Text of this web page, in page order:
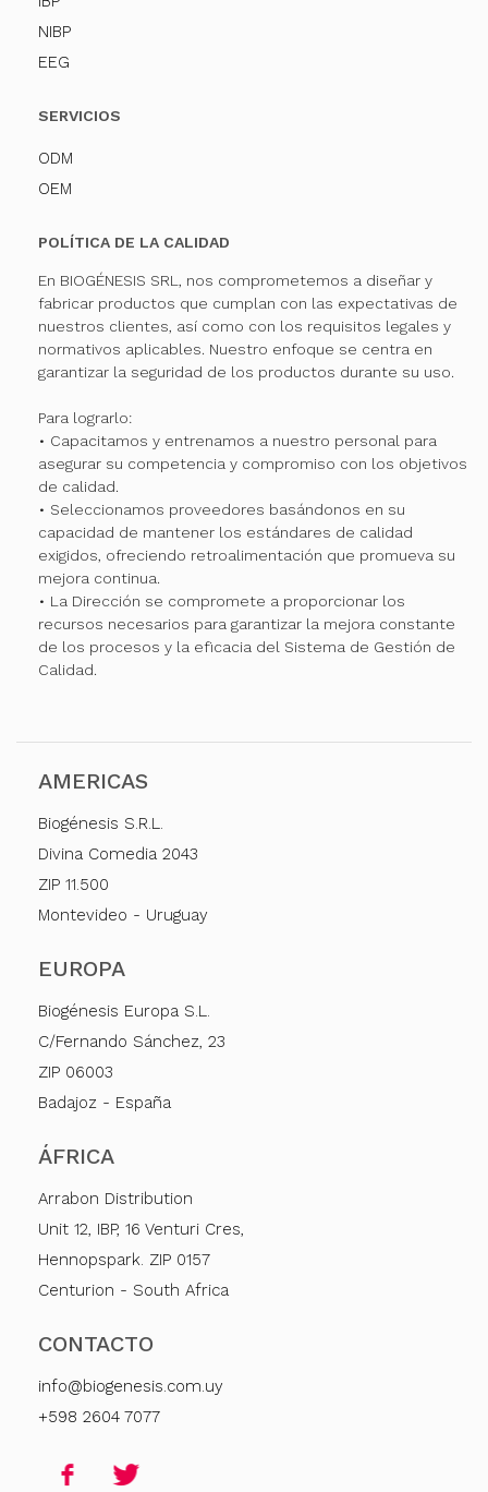
NIBP
EEG
SERVICIOS
ODM
OEM
POLÍTICA DE LA CALIDAD
En BIOGÉNESIS SRL, nos comprometemos a diseñar y
fabricar productos que cumplan con las expectativas de
nuestros clientes, así como con los requisitos legales y
normativos aplicables. Nuestro enfoque se centra en
garantizar la seguridad de los productos durante su uso.
Para lograrlo:
• Capacitamos y entrenamos a nuestro personal para
asegurar su competencia y compromiso con los objetivos
de calidad.
• Seleccionamos proveedores basándonos en su
capacidad de mantener los estándares de calidad
exigidos, ofreciendo retroalimentación que promueva su
mejora continua.
• La Dirección se compromete a proporcionar los
recursos necesarios para garantizar la mejora constante
de los procesos y la eficacia del Sistema de Gestión de
Calidad.
AMERICAS
Biogénesis S.R.L.
Divina Comedia 2043
ZIP 11.500
Montevideo - Uruguay
EUROPA
Biogénesis Europa S.L.
C/Fernando Sánchez, 23
ZIP 06003
Badajoz - España
ÁFRICA
Arrabon Distribution
Unit 12, IBP, 16 Venturi Cres,
Hennopspark. ZIP 0157
Centurion - South Africa
CONTACTO
info@biogenesis.com.uy
+598 2604 7077